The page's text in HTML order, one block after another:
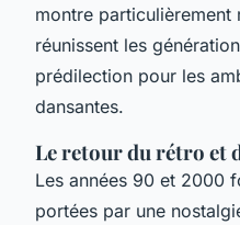
montre
réunissent les
prédilection pour les
dansantes.
Le retour du rétro et
Les années 90 et 2000
portées par une